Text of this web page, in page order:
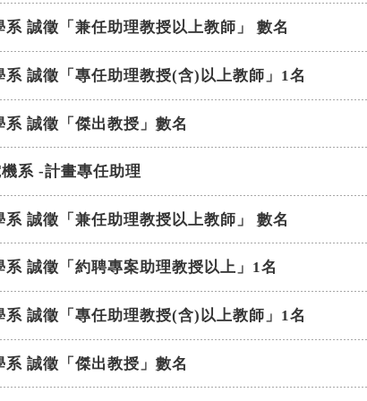
誠徵「兼任助理教授以上教師」 數名
系 誠徵「專任助理教授(含)以上教師」1名
誠徵「傑出教授」數名
系 -計畫專任助理
誠徵「兼任助理教授以上教師」 數名
誠徵「約聘專案助理教授以上」1名
系 誠徵「專任助理教授(含)以上教師」1名
誠徵「傑出教授」數名